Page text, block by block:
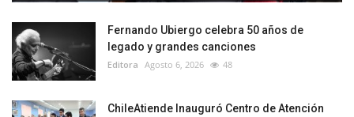
Fernando Ubiergo celebra 50 años de
legado y grandes canciones
Editora Agosto 6, 2026 48
ChileAtiende Inauguró Centro de Atención